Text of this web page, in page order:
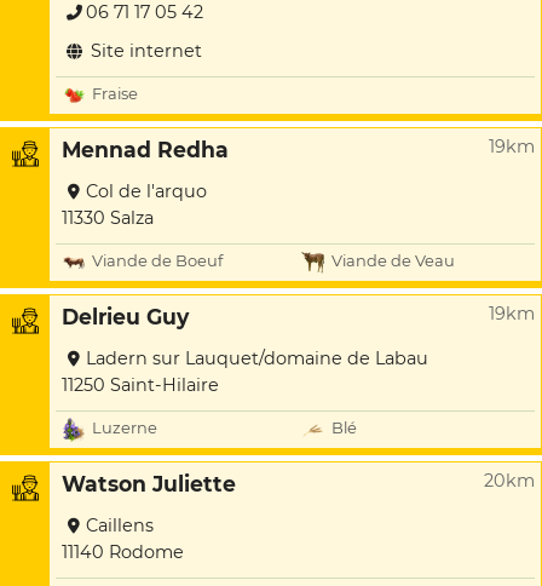
06 71 17 05 42
Site internet
Fraise
Mennad Redha 19km
Col de l'arquo
11330 Salza
Viande de Boeuf Viande de Veau
Delrieu Guy 19km
Ladern sur Lauquet/domaine de Labau
11250 Saint-Hilaire
Luzerne Blé
Watson Juliette 20km
Caillens
11140 Rodome